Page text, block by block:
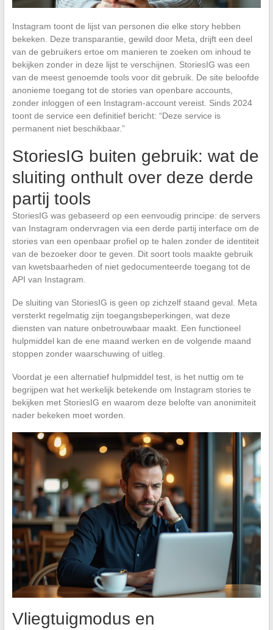
Instagram toont de lijst van personen die elke story hebben
bekeken. Deze transparantie, gewild door Meta, drijft een deel
van de gebruikers ertoe om manieren te zoeken om inhoud te
bekijken zonder in deze lijst te verschijnen. StoriesIG was een
van de meest genoemde tools voor dit gebruik. De site beloofde
anonieme toegang tot de stories van openbare accounts,
zonder inloggen of een Instagram-account vereist. Sinds 2024
toont de service een definitief bericht: “Deze service is
permanent niet beschikbaar.”
StoriesIG buiten gebruik: wat de
sluiting onthult over deze derde
partij tools
StoriesIG was gebaseerd op een eenvoudig principe: de servers
van Instagram ondervragen via een derde partij interface om de
stories van een openbaar profiel op te halen zonder de identiteit
van de bezoeker door te geven. Dit soort tools maakte gebruik
van kwetsbaarheden of niet gedocumenteerde toegang tot de
API van Instagram.
De sluiting van StoriesIG is geen op zichzelf staand geval. Meta
versterkt regelmatig zijn toegangsbeperkingen, wat deze
diensten van nature onbetrouwbaar maakt. Een functioneel
hulpmiddel kan de ene maand werken en de volgende maand
stoppen zonder waarschuwing of uitleg.
Voordat je een alternatief hulpmiddel test, is het nuttig om te
begrijpen wat het werkelijk betekende om Instagram stories te
bekijken met StoriesIG en waarom deze belofte van anonimiteit
nader bekeken moet worden.
Vliegtuigmodus en